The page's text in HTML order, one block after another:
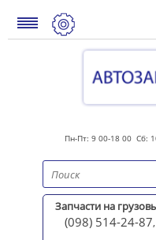
Пн-Пт: 9 00-18 00 Сб:
Запчасти на
(098) 514-24-87,